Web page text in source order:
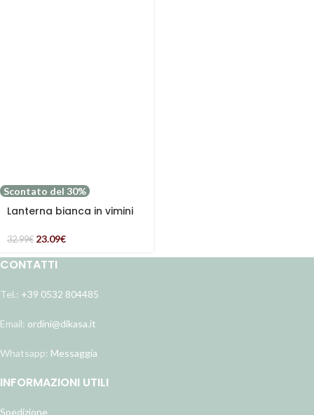
Scontato del 30%
Lanterna bianca in vimini
32.99€ 23.09€
CONTATTI
Tel.: +39 0532 804485
Email: ordini@dikasa.it
Whatsapp: Messaggia
INFORMAZIONI UTILI
Spedizione